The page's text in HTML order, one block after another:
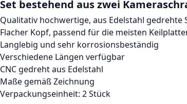
Set bestehend aus zwei
Qualitativ hochwertige, aus Edelstahl gedrehte
Flacher Kopf, passend für die meisten
Langlebig und sehr korrosionsbeständig
Verschiedene Längen verfügbar
CNC gedreht aus Edelstahl
Maße gemäß Zeichnung
Verpackungseinheit: 2 Stück